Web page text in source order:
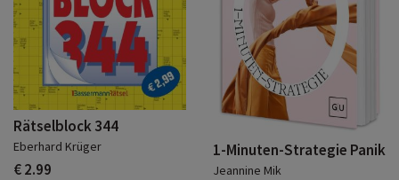
Rätselblock 344
Eberhard Krüger
€ 2.99
1-Minuten-Strategie Panik
Jeannine Mik